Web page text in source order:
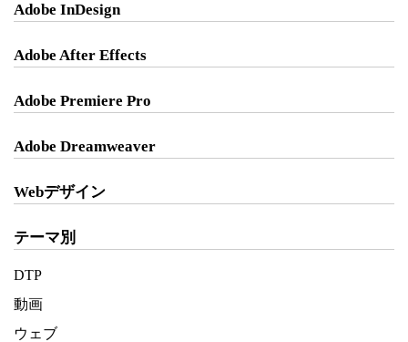
Adobe InDesign
Adobe After Effects
Adobe Premiere Pro
Adobe Dreamweaver
Webデザイン
テーマ別
DTP
動画
ウェブ